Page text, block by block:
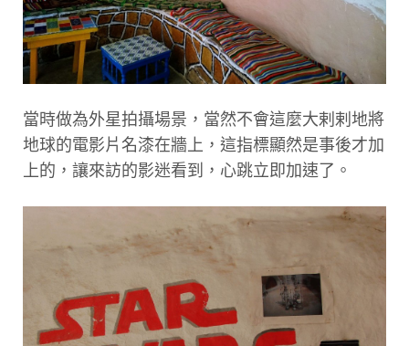
當時做為外星拍攝場景，當然不會這麼大剌剌地將
地球的電影片名漆在牆上，這指標顯然是事後才加
上的，讓來訪的影迷看到，心跳立即加速了。